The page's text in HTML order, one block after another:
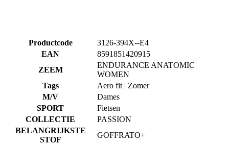
Productcode
3126-394X--E4
EAN
8591851420915
ZEEM
ENDURANCE ANATOMIC
WOMEN
Tags
Aero fit | Zomer
M/V
Dames
SPORT
Fietsen
COLLECTIE
PASSION
BELANGRIJKSTE
STOF
GOFFRATO+